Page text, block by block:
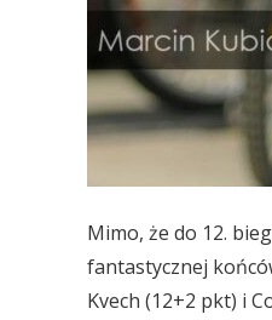
Mimo, że do 12.
fantastycznej
Kvech (12+2 pkt) i